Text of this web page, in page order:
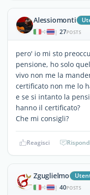
Alessiomonti
| 27POSTS
pero' io mi sto
pensione, ho solo
vivo non me la
certificato non me lo
e se si intanto la
hanno il certificato?
Che mi consigli?
Reagisci
Zguglielmo
| 40POSTS